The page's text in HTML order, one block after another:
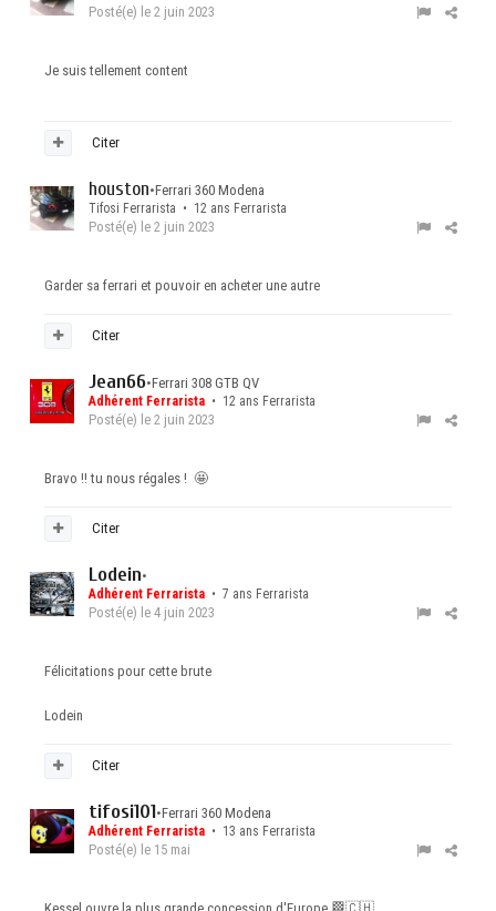
Posté(e) le 2 juin 2023
Je suis tellement content
Citer
houston•Ferrari 360 Modena
Tifosi Ferrarista • 12 ans Ferrarista
Posté(e) le 2 juin 2023
Garder sa ferrari et pouvoir en acheter une autre
Citer
Jean66•Ferrari 308 GTB QV
Adhérent Ferrarista • 12 ans Ferrarista
Posté(e) le 2 juin 2023
Bravo !! tu nous régales ! 🤩
Citer
Lodein•
Adhérent Ferrarista • 7 ans Ferrarista
Posté(e) le 4 juin 2023
Félicitations pour cette brute
Lodein
Citer
tifosi101•Ferrari 360 Modena
Adhérent Ferrarista • 13 ans Ferrarista
Posté(e) le 15 mai